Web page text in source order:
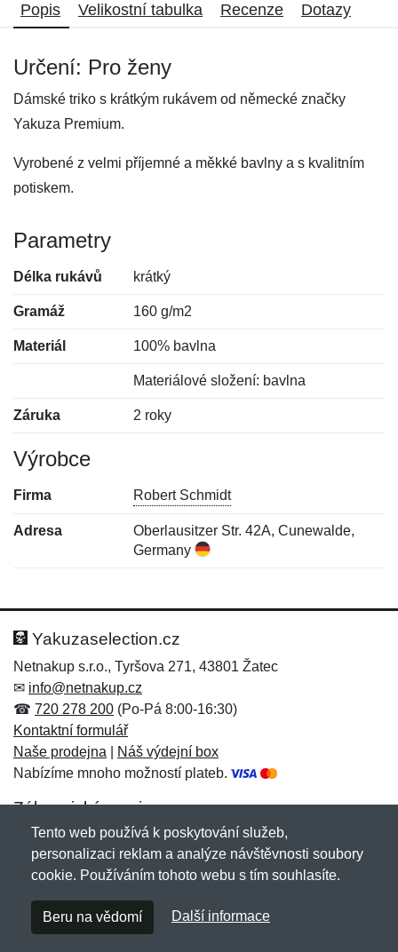
Popis Velikostní tabulka Recenze Dotazy
Určení: Pro ženy
Dámské triko s krátkým rukávem od německé značky
Yakuza Premium.
Vyrobené z velmi příjemné a měkké bavlny a s kvalitním
potiskem.
Parametry
Délka rukávů krátký
Gramáž 160 g/m2
Materiál 100% bavlna
Materiálové složení: bavlna
Záruka 2 roky
Výrobce
Firma Robert Schmidt
Adresa
Oberlausitzer Str. 42A, Cunewalde,
Germany
Hodnocení:
Jméno: *
Zpráva*
Jméno:
E-mail:*
Yakuzaselection.cz
Netnakup s.r.o., Tyršova 271, 43801 Žatec
✉ info@netnakup.cz
☎ 720 278 200 (Po-Pá 8:00-16:30)
Kontaktní formulář
Naše prodejna
Náš výdejní box
Nabízíme mnoho možností plateb.
Zákaznický servis
Novinky emailem
Copyright © 2007-2026 (19 let s vámi)Netnakup.cz
NetIQ. Všechna práva vyhrazena.
Tento web používá k poskytování služeb,
personalizaci reklam a analýze návštěvnosti soubory
cookie. Používáním tohoto webu s tím souhlasíte.
Beru na vědomí Další informace